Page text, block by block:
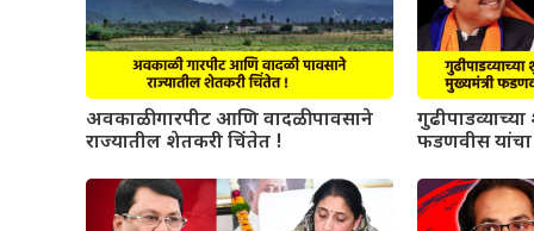
अवकाळी गारपीट आणि वादळी पावसाने
राज्यातील शेतकरी चिंतेत !
फडणवीस